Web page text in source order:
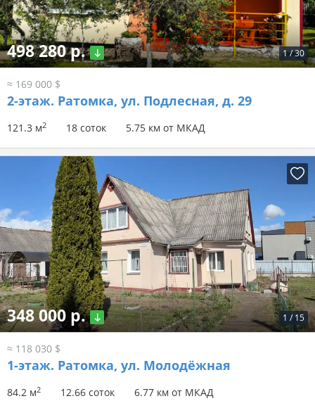
1/30
498 280 р.
≈ 169 000 $
2-этаж. Ратомка, ул. Подлесная, д. 29
121.3 м2 18 соток 5.75 км от МКАД
1 / 15
348 000 р.
≈ 118 030 $
1-этаж. Ратомка, ул. Молодёжная
84.2 м2 12.66 соток 6.77 км от МКАД